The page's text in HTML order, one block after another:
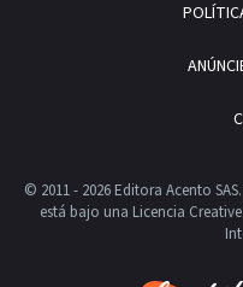
© 2011 - 2026 Editora Acento
está bajo una Licencia